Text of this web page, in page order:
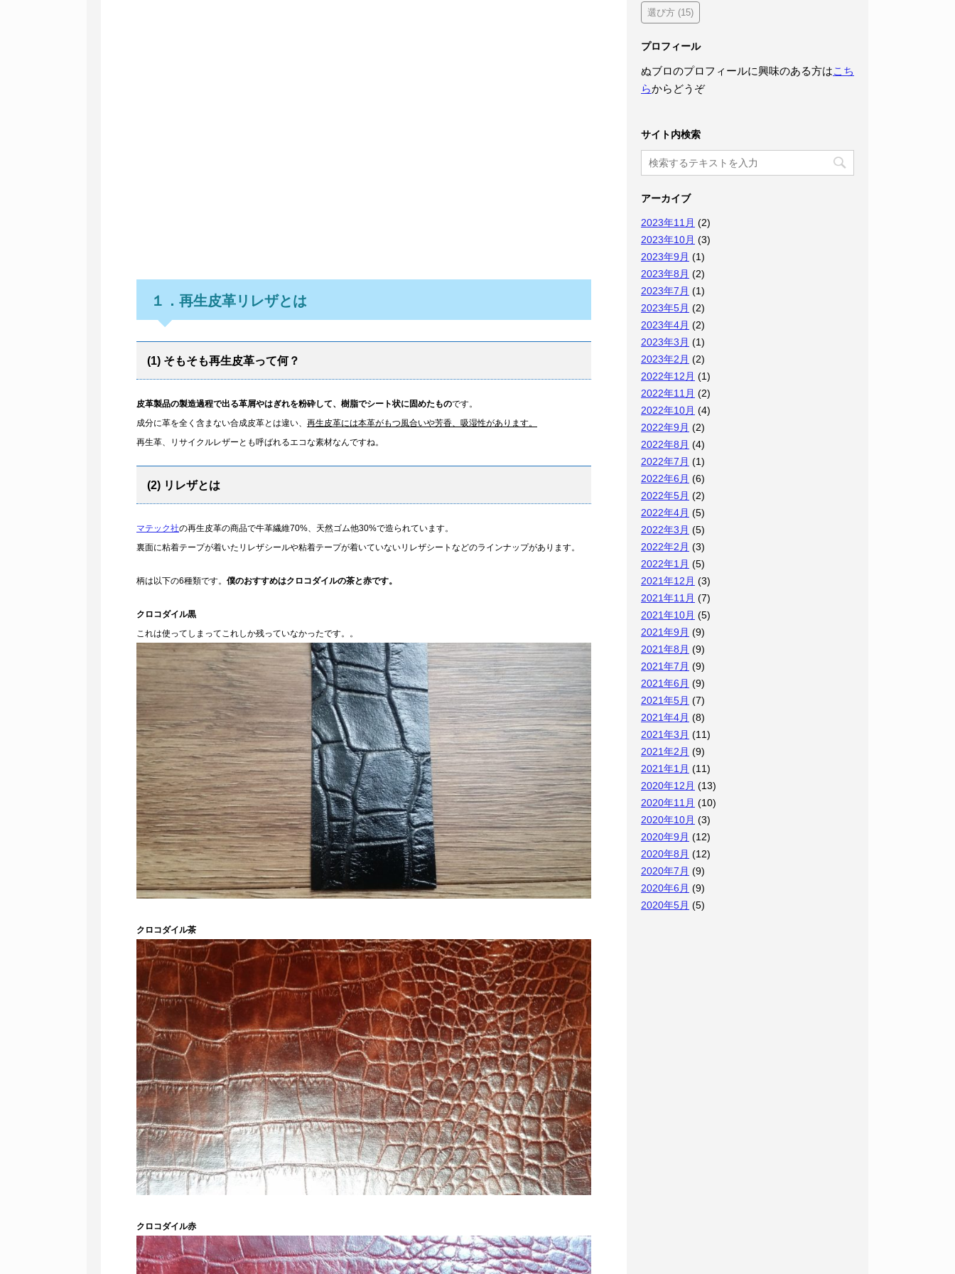
１．再生皮革リレザとは
(1) そもそも再生皮革って何？
皮革製品の製造過程で出る革屑やはぎれを粉砕して、樹脂でシート状に固めたものです。
成分に革を全く含まない合成皮革とは違い、 再生皮革には本革がもつ風合いや芳香、吸湿性があります。
再生革、リサイクルレザーとも呼ばれるエコな素材なんですね。
(2) リレザとは
マテック社の再生皮革の商品で牛革繊維70%、天然ゴム他30%で造られています。
裏面に粘着テープが着いたリレザシールや粘着テープが着いていないリレザシートなどのラインナップがあります。
柄は以下の6種類です。 僕のおすすめはクロコダイルの茶と赤です。
クロコダイル黒
これは使ってしまってこれしか残っていなかったです。。
クロコダイル茶
クロコダイル赤
選び方 (15)
プロフィール
ぬブロのプロフィールに興味のある方はこち
らからどうぞ
サイト内検索
アーカイブ
2023年11月 (2)
2023年10月 (3)
2023年9月 (1)
2023年8月 (2)
2023年7月 (1)
2023年5月 (2)
2023年4月 (2)
2023年3月 (1)
2023年2月 (2)
2022年12月 (1)
2022年11月 (2)
2022年10月 (4)
2022年9月 (2)
2022年8月 (4)
2022年7月 (1)
2022年6月 (6)
2022年5月 (2)
2022年4月 (5)
2022年3月 (5)
2022年2月 (3)
2022年1月 (5)
2021年12月 (3)
2021年11月 (7)
2021年10月 (5)
2021年9月 (9)
2021年8月 (9)
2021年7月 (9)
2021年6月 (9)
2021年5月 (7)
2021年4月 (8)
2021年3月 (11)
2021年2月 (9)
2021年1月 (11)
2020年12月 (13)
2020年11月 (10)
2020年10月 (3)
2020年9月 (12)
2020年8月 (12)
2020年7月 (9)
2020年6月 (9)
2020年5月 (5)